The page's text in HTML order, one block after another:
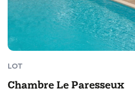
LOT
Chambre Le Paresseux